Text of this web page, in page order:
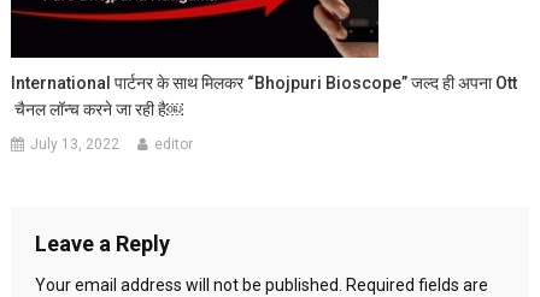
International पार्टनर के साथ मिलकर “Bhojpuri Bioscope” जल्द ही अपना Ott
चैनल लॉन्च करने जा रही है￼
July 13, 2022 editor
Leave a Reply
Your email address will not be published. Required fields are